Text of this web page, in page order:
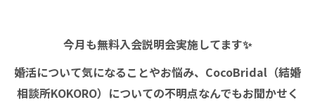
今月も無料入会説明会実施してます✨
婚活について気になることやお悩み、CocoBridal（結婚
相談所KOKORO）についての不明点なんでもお聞かせく